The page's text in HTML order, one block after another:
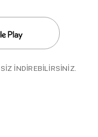
İNDİREBİLİRSİNİZ.